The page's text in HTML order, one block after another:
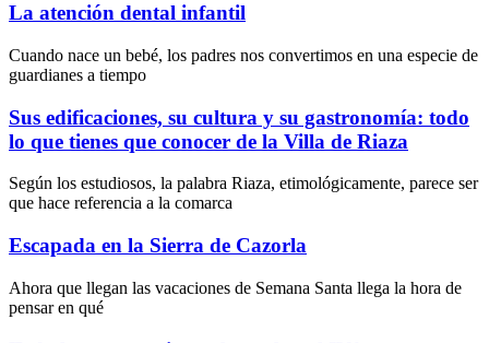
La atención dental infantil
Cuando nace un bebé, los padres nos convertimos en una especie de
guardianes a tiempo
Sus edificaciones, su cultura y su gastronomía: todo
lo que tienes que conocer de la Villa de Riaza
Según los estudiosos, la palabra Riaza, etimológicamente, parece ser
que hace referencia a la comarca
Escapada en la Sierra de Cazorla
Ahora que llegan las vacaciones de Semana Santa llega la hora de
pensar en qué